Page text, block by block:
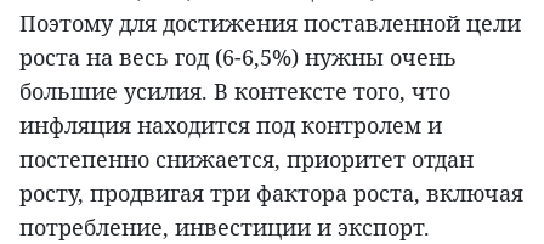
Поэтому для достижения поставленной цели
роста на весь год (6-6,5%) нужны очень
большие усилия. В контексте того, что
инфляция находится под контролем и
постепенно снижается, приоритет отдан
росту, продвигая три фактора роста, включая
потребление, инвестиции и экспорт.